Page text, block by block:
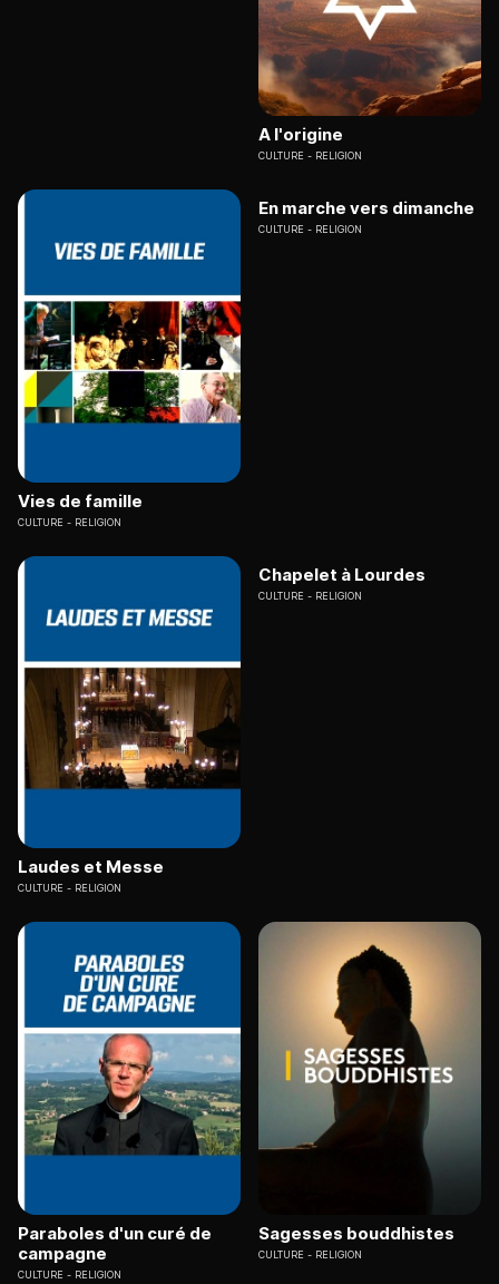
A l'origine
CULTURE RELIGION
Vies de famille
CULTURE RELIGION
En marche vers dimanche
CULTURE RELIGION
Laudes et Messe
CULTURE RELIGION
Chapelet à Lourdes
CULTURE RELIGION
Paraboles d'un curé de
campagne
CULTURE RELIGION
Sagesses bouddhistes
CULTURE RELIGION